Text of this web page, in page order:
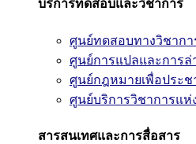
บริการทดสอบและวิชาการ
ศูนย์ทดสอบทางวิชากา
ศูนย์การแปลและการล่
ศูนย์กฎหมายเพื่อประ
ศูนย์บริการวิชาการแ
สารสนเทศและการสื่อสาร